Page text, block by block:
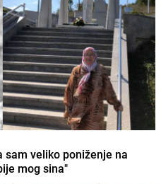
sam veliko poniženje na
mog sina"